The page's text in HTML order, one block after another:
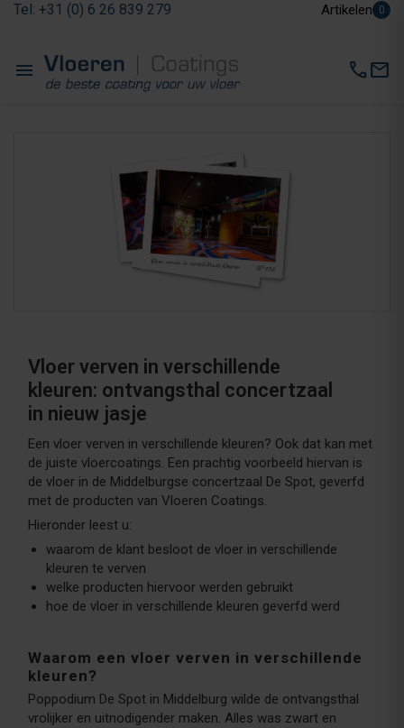
Tel: +31 (0) 6 26 839 279 Artikelen 0
menu callmail
Vloer verven in verschillende
kleuren: ontvangsthal concertzaal
in nieuw jasje
Een vloer verven in verschillende kleuren? Ook dat kan met
de juiste vloercoatings. Een prachtig voorbeeld hiervan is
de vloer in de Middelburgse concertzaal De Spot, geverfd
met de producten van Vloeren Coatings.
Hieronder leest u:
waarom de klant besloot de vloer in verschillende
kleuren te verven
welke producten hiervoor werden gebruikt
hoe de vloer in verschillende kleuren geverfd werd
Waarom een vloer verven in verschillende
kleuren?
Poppodium De Spot in Middelburg wilde de ontvangsthal
vrolijker en uitnodigender maken. Alles was zwart en